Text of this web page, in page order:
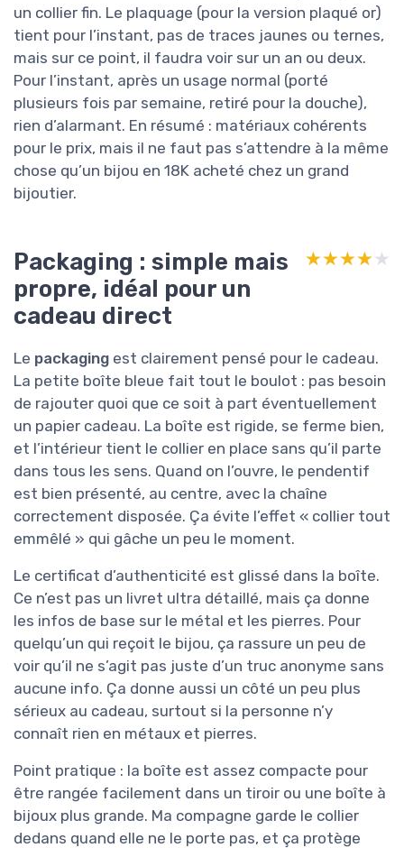
un collier fin. Le plaquage (pour la version plaqué or)
tient pour l’instant, pas de traces jaunes ou ternes,
mais sur ce point, il faudra voir sur un an ou deux.
Pour l’instant, après un usage normal (porté
plusieurs fois par semaine, retiré pour la douche),
rien d’alarmant. En résumé : matériaux cohérents
pour le prix, mais il ne faut pas s’attendre à la même
chose qu’un bijou en 18K acheté chez un grand
bijoutier.
Packaging : simple mais
propre, idéal pour un
cadeau direct
★★★★★
★★★★★
Le packaging est clairement pensé pour le cadeau.
La petite boîte bleue fait tout le boulot : pas besoin
de rajouter quoi que ce soit à part éventuellement
un papier cadeau. La boîte est rigide, se ferme bien,
et l’intérieur tient le collier en place sans qu’il parte
dans tous les sens. Quand on l’ouvre, le pendentif
est bien présenté, au centre, avec la chaîne
correctement disposée. Ça évite l’effet « collier tout
emmêlé » qui gâche un peu le moment.
Le certificat d’authenticité est glissé dans la boîte.
Ce n’est pas un livret ultra détaillé, mais ça donne
les infos de base sur le métal et les pierres. Pour
quelqu’un qui reçoit le bijou, ça rassure un peu de
voir qu’il ne s’agit pas juste d’un truc anonyme sans
aucune info. Ça donne aussi un côté un peu plus
sérieux au cadeau, surtout si la personne n’y
connaît rien en métaux et pierres.
Point pratique : la boîte est assez compacte pour
être rangée facilement dans un tiroir ou une boîte à
bijoux plus grande. Ma compagne garde le collier
dedans quand elle ne le porte pas, et ça protège